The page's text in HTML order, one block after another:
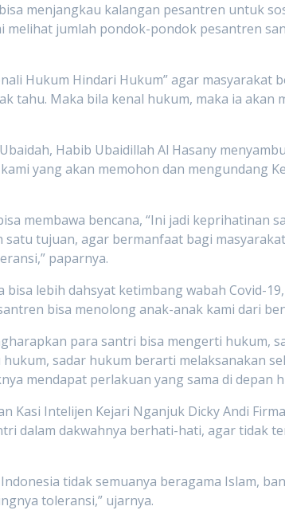
menjangkau kalangan pesantren untuk
melihat jumlah pondok-pondok pesantren
Hukum Hindari Hukum” agar masyarakat
tahu. Maka bila kenal hukum, maka ia akan
Habib Ubaidillah Al Hasany
yang akan memohon dan mengundang
membawa bencana, “Ini jadi keprihatinan
tujuan, agar bermanfaat bagi
paparnya.
lebih dahsyat ketimbang wabah Covid-
bisa menolong anak-anak kami dari
para santri bisa mengerti hukum,
sadar hukum berarti melaksanakan
mendapat perlakuan yang sama di depan
Kasi Intelijen Kejari Nganjuk Dicky Andi
dalam dakwahnya berhati-hati, agar tidak
tidak semuanya beragama Islam,
toleransi,” ujarnya.